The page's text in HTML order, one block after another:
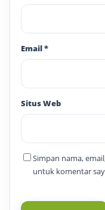
Email*
Situs Web
Simpan nama,
untuk komentar